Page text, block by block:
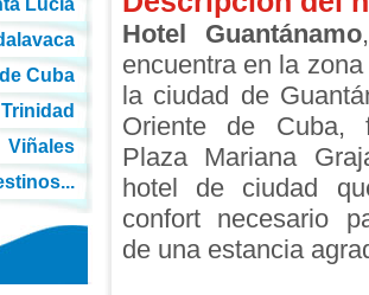
Hotel Guantánamo
encuentra en la
la ciudad de
Oriente de Cuba,
Plaza Mariana
hotel de ciudad
confort necesario
de una estancia
Lucía
Cuba
Trinidad
Viñales